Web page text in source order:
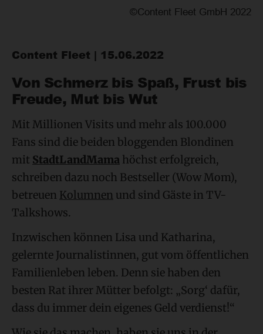
©Content Fleet GmbH 2022
Content Fleet | 15.06.2022
Von Schmerz bis Spaß, Frust bis
Freude, Mut bis Wut
Mit Millionen Visits und mehr als 100.000
Fans sind die beiden bloggenden Blondinen
mit StadtLandMama höchst erfolgreich,
schreiben dazu noch Bestseller (Wow Mom),
betreuen Kolumnen und sind Gäste in TV-
Talkshows.
Inzwischen können Lisa und Katharina,
gelernte Journalistinnen, gut vom öffentlichen
Familienleben leben. Denn sie haben den
besten Rat ihrer Mütter befolgt: „Sorg‘ dafür,
dass du immer dein eigenes Geld verdienst!“